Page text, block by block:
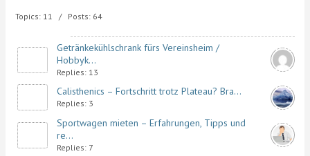
Topics: 11 / Posts: 64
Getränkekühlschrank fürs Vereinsheim /
Hobbyk...
Replies: 13
Calisthenics – Fortschritt trotz Plateau? Bra...
Replies: 3
Sportwagen mieten – Erfahrungen, Tipps und
re...
Replies: 7